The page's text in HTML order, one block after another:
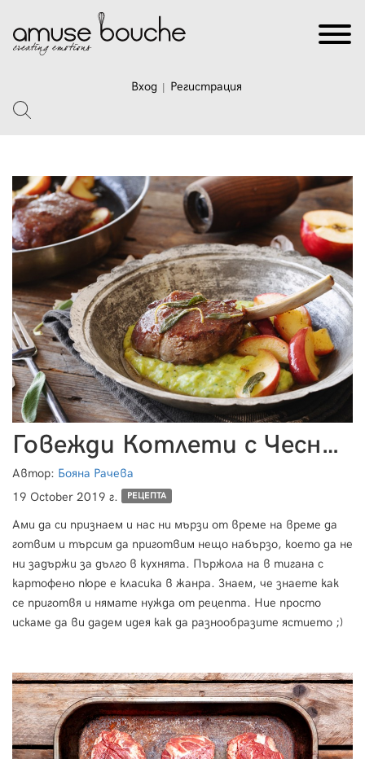
Вход Регистрация
Говежди Котлети с Чесново Картофено Пюре и Ябълки
Автор: Бояна Рачева
19 October 2019 г.
РЕЦЕПТА
Ами да си признаем и нас ни мързи от време на време да
готвим и търсим да приготвим нещо набързо, което да не
ни задържи за дълго в кухнята. Пържола на в тигана с
картофено пюре е класика в жанра. Знаем, че знаете как
се приготвя и нямате нужда от рецепта. Ние просто
искаме да ви дадем идея как да разнообразите ястието ;)